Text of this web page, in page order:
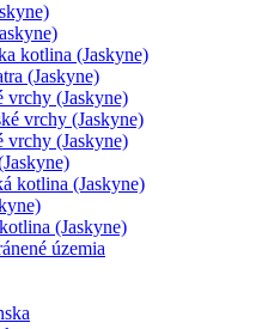
kotlina (Jaskyne)
(Jaskyne)
vrchy (Jaskyne)
vrchy (Jaskyne)
vrchy (Jaskyne)
kotlina (Jaskyne)
(Jaskyne)
územia